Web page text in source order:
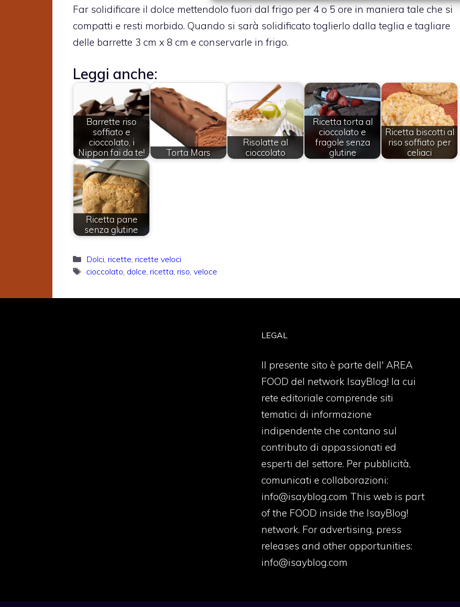
Far solidificare il dolce mettendolo fuori dal frigo per 4 o 5 ore in maniera tale che si
compatti e resti morbido. Quando si sarà solidificato toglierlo dalla teglia e tagliare
delle barrette 3 cm x 8 cm e conservarle in frigo.
Leggi anche:
Barrette riso
soffiato e
cioccolato, i
Nippon fai da te!
Torta Mars
Risolatte al
cioccolato
Ricetta torta al
cioccolato e
fragole senza
glutine
Ricetta biscotti al
riso soffiato per
celiaci
Ricetta pane
senza glutine
Categorie
Dolci ricette ricette veloci
Tag
cioccolato dolce ricetta riso veloce
LEGAL
Il presente sito è parte dell' AREA
FOOD del network IsayBlog! la cui
rete editoriale comprende siti
tematici di informazione
indipendente che contano sul
contributo di appassionati ed
esperti del settore. Per pubblicità,
comunicati e collaborazioni:
info@isayblog.com This web is part
of the FOOD inside the IsayBlog!
network. For advertising, press
releases and other opportunities:
info@isayblog.com